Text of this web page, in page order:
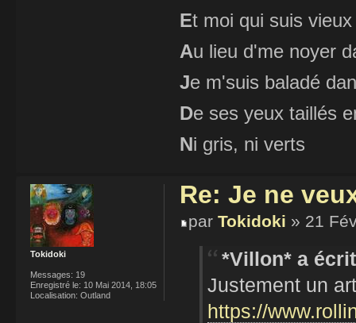
Et moi qui suis
Au lieu d'me noyer
Je m'suis baladé
De ses yeux taillés
Ni gris, ni verts
Re: Je ne
par Tokidoki » 21
*Villon* a
Justement un
https://
Tokidoki
Messages: 19
Enregistré le: 10 Mai 2014, 18:05
Localisation: Outland